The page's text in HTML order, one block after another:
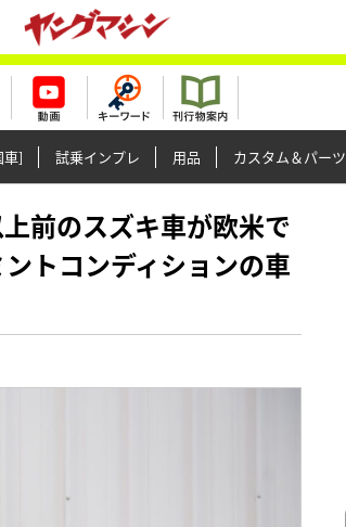
車] 試乗インプレ 用品 カスタム＆パーツ
前のスズキ車が欧米で
トコンディションの車